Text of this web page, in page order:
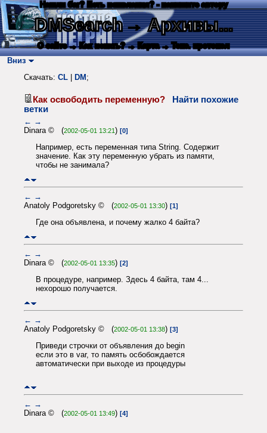
Нашли баг? Есть пожелания? - напишите автору
DMSearch→ Архивы...
О сайте → Как искать? → Карта → Текс. протокол
Вниз
Скачать: CL DM ;
Как освободить переменную?
Найти похожие
ветки
← →
Dinara © (2002-05-01 13:21) [0]
Например, есть переменная типа String. Содержит
значение. Как эту переменную убрать из памяти,
чтобы не занимала?
← →
Anatoly Podgoretsky © (2002-05-01 13:30) [1]
Где она объявлена, и почему жалко 4 байта?
← →
Dinara © (2002-05-01 13:35) [2]
В процедуре, например. Здесь 4 байта, там 4...
нехорошо получается.
← →
Anatoly Podgoretsky © (2002-05-01 13:38) [3]
Приведи строчки от объявления до begin
если это в var, то память осбобождается
автоматически при выходе из процедуры
← →
Dinara © (2002-05-01 13:49) [4]